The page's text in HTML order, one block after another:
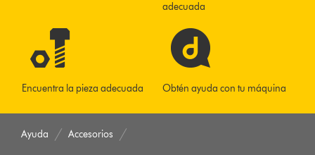
adecuada
Encuentra la pieza adecuada Obtén ayuda con tu máquina
Ayuda Accesorios